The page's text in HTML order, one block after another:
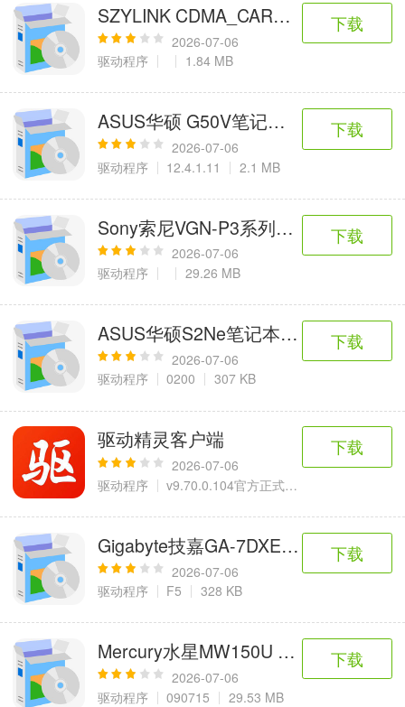
SZYLINK CDMA_CARD 1501A无线上
2026-07-06
驱动程序
1.84 MB
下载
ASUS华硕 G50V笔记本电脑无线网卡
2026-07-06
驱动程序
12.4.1.11 2.1 MB
下载
Sony索尼VGN-P3系列笔记本Intel无
2026-07-06
驱动程序
29.26 MB
下载
ASUS华硕S2Ne笔记本电脑主板BIOS
2026-07-06
驱动程序
0200 307 KB
下载
驱动精灵客户端
2026-07-06
驱动程序
v9.70.0.104官方正式版
下载
Gigabyte技嘉GA-7DXE主板BIOS
2026-07-06
驱动程序
F5 328 KB
下载
Mercury水星MW150U 2.0无线网卡
2026-07-06
驱动程序
090715 29.53 MB
下载